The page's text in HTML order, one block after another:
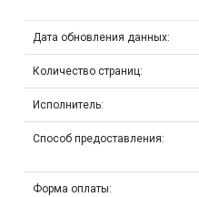
Дата обновления данных:
Количество страниц:
Исполнитель:
Способ предоставления:
Форма оплаты: